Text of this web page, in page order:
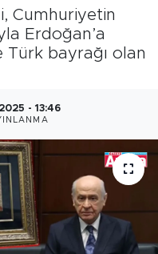
Cumhuriyetin
Erdoğan’a
Türk bayrağı olan
- 13:46